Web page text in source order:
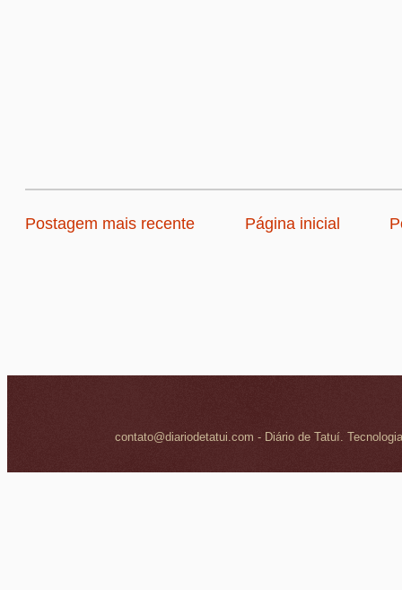
Postagem mais recente Página inicial
contato@diariodetatui.com - Diário de Tatuí.